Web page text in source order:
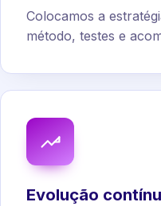
Colocamos a
método, testes e
Evolução